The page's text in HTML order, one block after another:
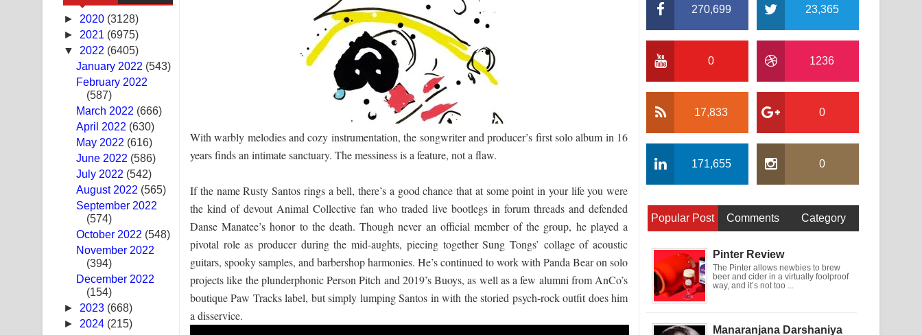
Pa Sina Song Lyrics - පෑ සිනා ගීතයේ පද පෙළ
Pemwanthiye Song Lyrics - පෙම්වන්තියේ ගීතයේ පද පෙළ
Manobhawa Song Lyrics - මනෝභව ගීතයේ පද පෙළ
Raawaya Song Lyrics - රාවය ගීතයේ පද පෙළ
Saddeta Denna Song Lyrics - සද්දෙට දෙන්න ගීතයේ පද පෙළ
Kaalaya Song Lyrics - කාලය ගීතයේ පද පෙළ
Aramuna Song Lyrics - අරමුණ ගීතයේ පද පෙළ
Sandata Duka Hithila Song Lyrics - සඳට දුක හිතිලා ගීතයේ පද පෙළ
Sihina Song Lyrics - සිහින ගීතයේ පද පෙළ
Father Song Lyrics - ෆාදර් ගීතයේ පද පෙළ
Dannawada Mawa Song Lyrics - දන්නවාද මාව ගීතයේ පද පෙළ
► 2020 (3128)
► 2021 (6975)
▼ 2022 (6405)
January 2022 (543)
February 2022
(587)
March 2022 (666)
April 2022 (630)
May 2022 (616)
June 2022 (586)
July 2022 (542)
August 2022 (565)
September 2022
(574)
October 2022 (548)
November 2022
(394)
December 2022
(154)
► 2023 (668)
► 2024 (215)
With warbly melodies and cozy instrumentation, the songwriter and producer’s first solo album in 16
years finds an intimate sanctuary. The messiness is a feature, not a flaw.
If the name Rusty Santos rings a bell, there’s a good chance that at some point in your life you were
the kind of devout Animal Collective fan who traded live bootlegs in forum threads and defended
Danse Manatee’s honor to the death. Though never an official member of the group, he played a
pivotal role as producer during the mid-aughts, piecing together Sung Tongs’ collage of acoustic
guitars, spooky samples, and barbershop harmonies. He’s continued to work with Panda Bear on solo
projects like the plunderphonic Person Pitch and 2019’s Buoys, as well as a few alumni from AnCo’s
boutique Paw Tracks label, but simply lumping Santos in with the storied psych-rock outfit does him
a disservice.
270,699 23,365
0 1236
17,833 0
171,655 0
Popular Post Comments Category
Pinter Review
The Pinter allows newbies to brew
beer and cider in a virtually foolproof
way, and it’s not too ...
Manaranjana Darshaniya